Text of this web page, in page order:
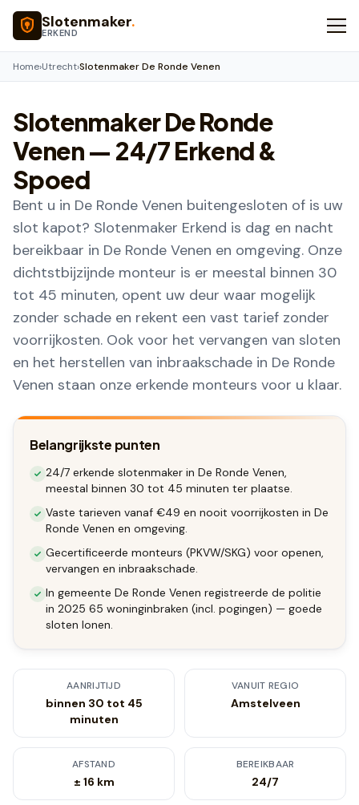
Naar hoofdinhoud
Slotenmaker.
ERKEND
Home›Utrecht›Slotenmaker De Ronde Venen
SlotenmakerDe Ronde
Venen— 24/7 Erkend &
Spoed
Bent u in De Ronde Venen buitengesloten of is uw
slot kapot? Slotenmaker Erkend is dag en nacht
bereikbaar in De Ronde Venen en omgeving. Onze
dichtstbijzijnde monteur is er meestal binnen 30
tot 45 minuten, opent uw deur waar mogelijk
zonder schade en rekent een vast tarief zonder
voorrijkosten. Ook voor het vervangen van sloten
en het herstellen van inbraakschade in De Ronde
Venen staan onze erkende monteurs voor u klaar.
Belangrijkste punten
24/7 erkende slotenmaker in De Ronde Venen,
meestal binnen 30 tot 45 minuten ter plaatse.
Vaste tarieven vanaf €49 en nooit voorrijkosten in De
Ronde Venen en omgeving.
Gecertificeerde monteurs (PKVW/SKG) voor openen,
vervangen en inbraakschade.
In gemeente De Ronde Venen registreerde de politie
in 2025 65 woninginbraken (incl. pogingen) — goede
sloten lonen.
AANRIJTIJD
binnen 30 tot 45
minuten
VANUIT REGIO
Amstelveen
AFSTAND
± 16 km
BEREIKBAAR
24/7